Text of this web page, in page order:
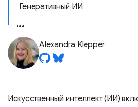
Генеративный ИИ
Alexandra Klepper
Искусственный интеллект (ИИ)